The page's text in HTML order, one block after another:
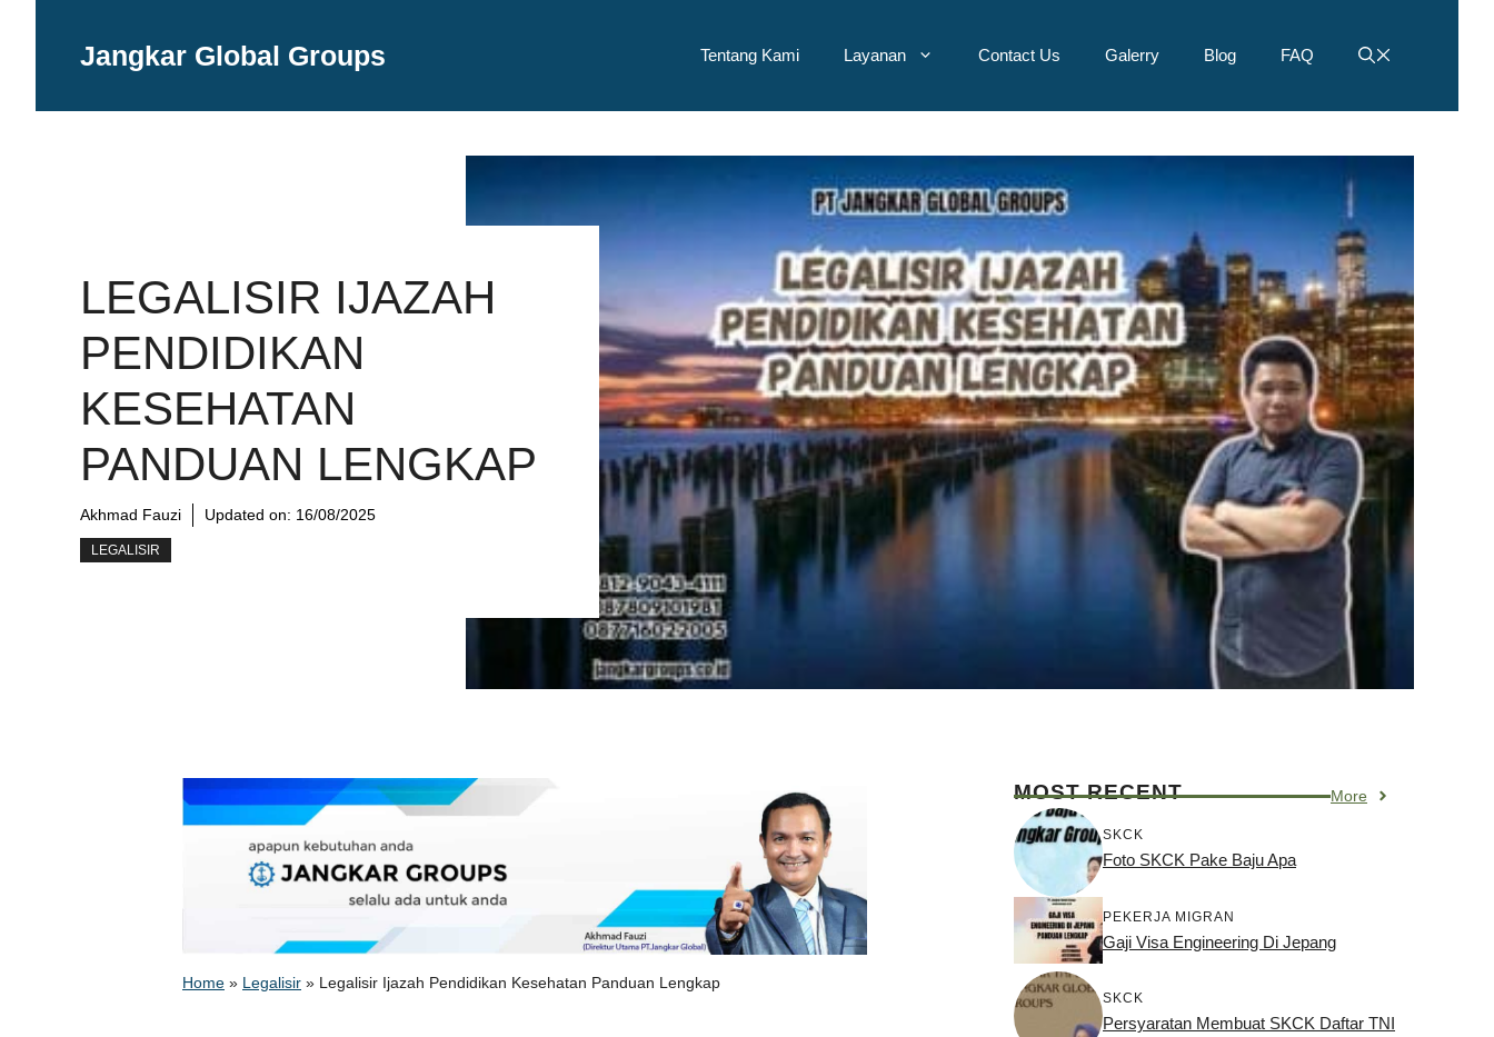
Jangkar Global Groups Tentang Kami Layanan Contact Us Galerry Blog FAQ
LEGALISIR IJAZAH
PENDIDIKAN
KESEHATAN
PANDUAN LENGKAP
Akhmad Fauzi Updated on: 16/08/2025
LEGALISIR
Home » Legalisir » Legalisir Ijazah Pendidikan Kesehatan Panduan Lengkap
MOST RECENT More
SKCK
Foto SKCK Pake Baju Apa
PEKERJA MIGRAN
Gaji Visa Engineering Di Jepang
SKCK
Persyaratan Membuat SKCK Daftar TNI